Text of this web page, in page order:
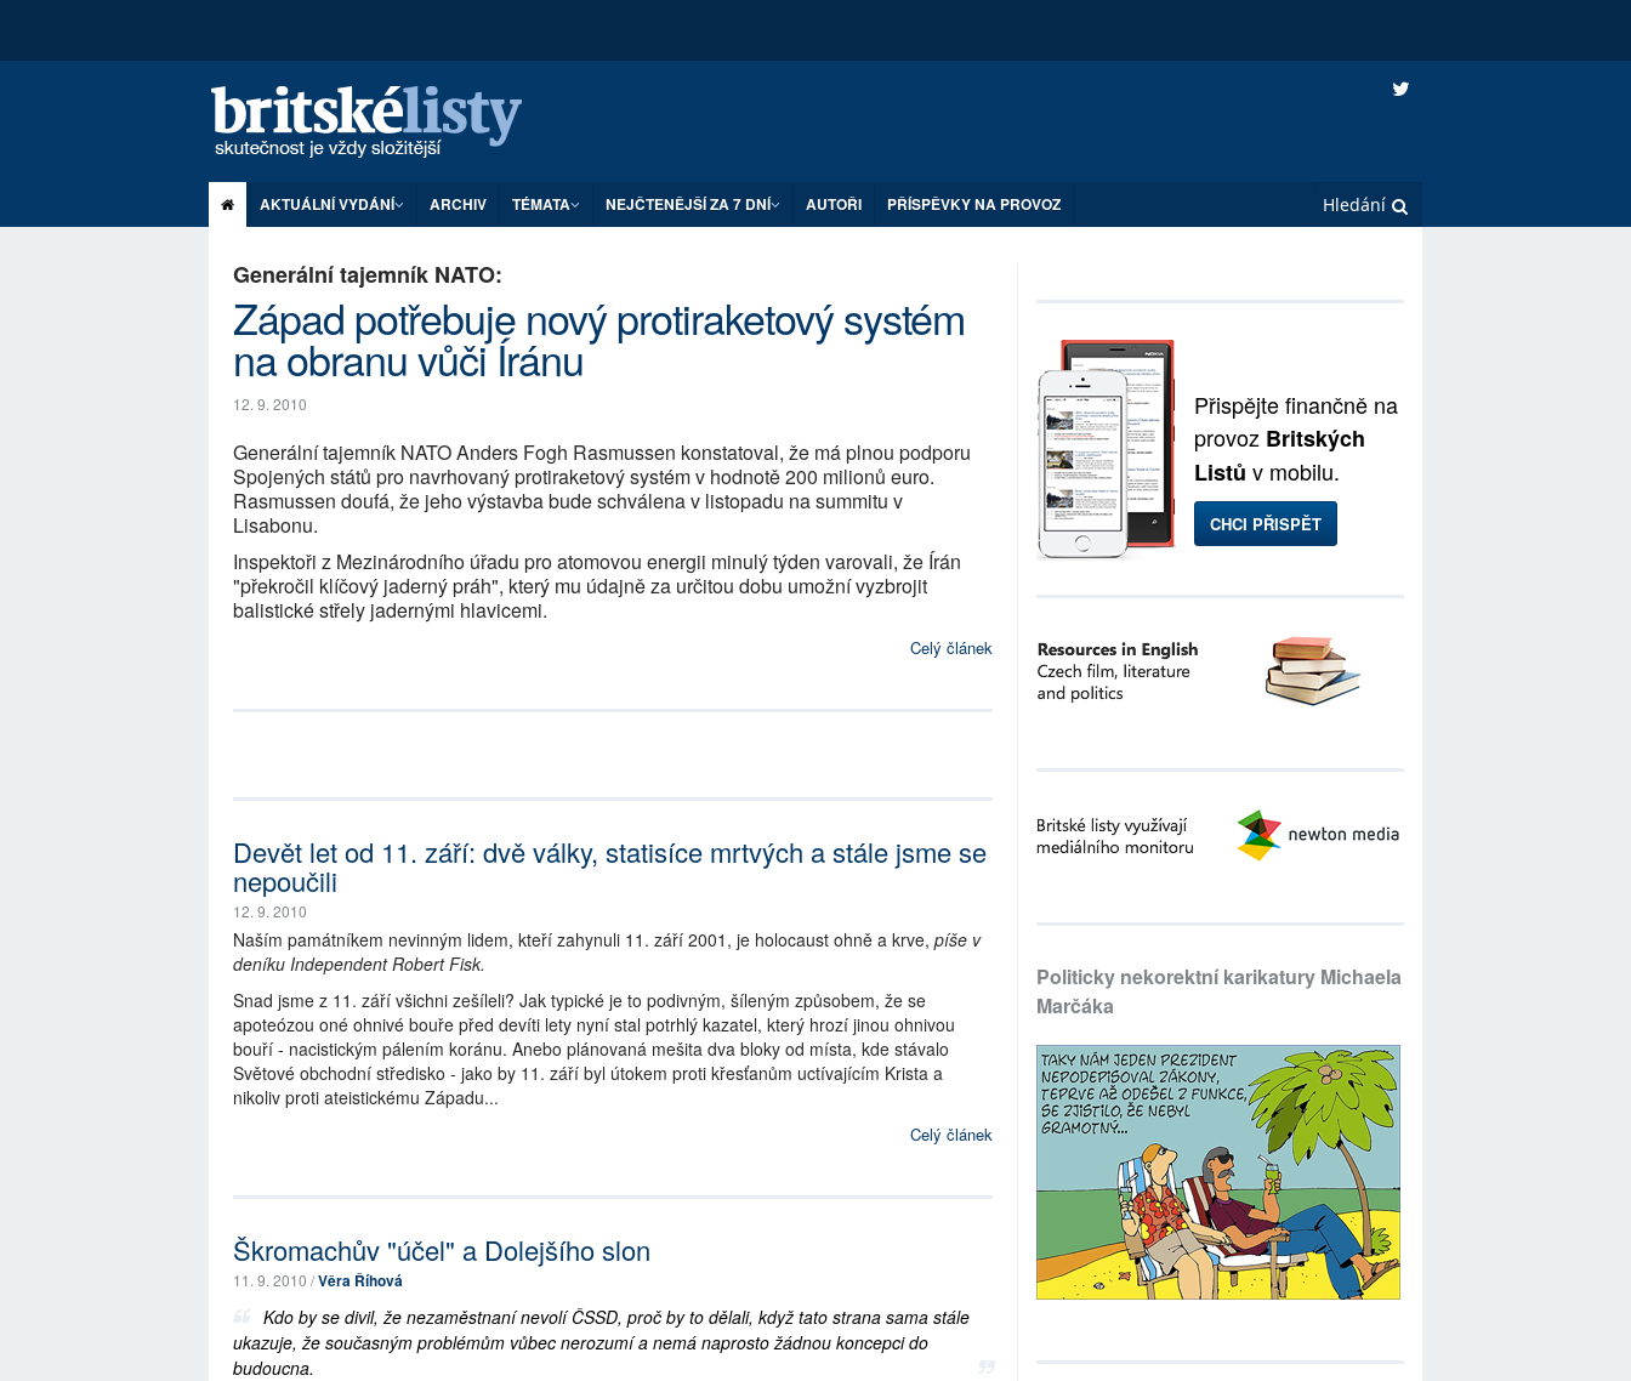
AKTUÁLNÍ VYDÁNÍ ARCHIV TÉMATA NEJČTENĚJŠÍ ZA 7 DNÍ AUTOŘI PŘÍSPĚVKY NA PROVOZ
Generální tajemník NATO:
Západ potřebuje nový protiraketový systém
na obranu vůči Íránu
12. 9. 2010
Generální tajemník NATO Anders Fogh Rasmussen konstatoval, že má plnou podporu
Spojených států pro navrhovaný protiraketový systém v hodnotě 200 milionů euro.
Rasmussen doufá, že jeho výstavba bude schválena v listopadu na summitu v
Lisabonu.
Inspektoři z Mezinárodního úřadu pro atomovou energii minulý týden varovali, že Írán
"překročil klíčový jaderný práh", který mu údajně za určitou dobu umožní vyzbrojit
balistické střely jadernými hlavicemi.
Celý článek
Devět let od 11. září: dvě války, statisíce mrtvých a stále jsme se
nepoučili
12. 9. 2010
Naším památníkem nevinným lidem, kteří zahynuli 11. září 2001, je holocaust ohně a krve, píše v
deníku Independent Robert Fisk.
Snad jsme z 11. září všichni zešíleli? Jak typické je to podivným, šíleným způsobem, že se
apoteózou oné ohnivé bouře před devíti lety nyní stal potrhlý kazatel, který hrozí jinou ohnivou
bouří - nacistickým pálením koránu. Anebo plánovaná mešita dva bloky od místa, kde stávalo
Světové obchodní středisko - jako by 11. září byl útokem proti křesťanům uctívajícím Krista a
nikoliv proti ateistickému Západu...
Celý článek
Škromachův "účel" a Dolejšího slon
11. 9. 2010 /Věra Říhová
Kdo by se divil, že nezaměstnaní nevolí ČSSD, proč by to dělali, když tato strana sama stále
ukazuje, že současným problémům vůbec nerozumí a nemá naprosto žádnou koncepci do
budoucna.
Přispějte finančně na
provoz Britských
Listů v mobilu.
CHCI PŘISPĚT
Politicky nekorektní karikatury Michaela
Marčáka